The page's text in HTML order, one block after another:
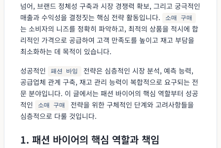
넘어, 브랜드 정체성 구축과 시장 경쟁력 확보, 그리고 궁극적인
매출과 수익성을 결정짓는 핵심 전략 활동입니다.
소매 구매
는 소비자의 니즈를 정확히 파악하고, 최적의 상품을 적시에 합
리적인 가격으로 공급하여 고객 만족도를 높이고 재고 부담을
최소화하는 데 목적이 있습니다.
성공적인
패션 바잉
전략은 심층적인 시장 분석, 예측 능력,
공급업체 관계 구축, 재고 관리 능력이 복합적으로 요구되는 전
문 분야입니다. 이 글에서는 패션 바이어의 핵심 역할부터 성공
적인
소매 구매
전략을 위한 구체적인 단계와 고려사항들을
심층적으로 다룰 것입니다.
1. 패션 바이어의 핵심 역할과 책임